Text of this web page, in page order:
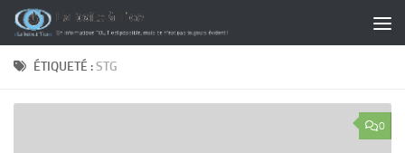
Skip to content
ÉTIQUETÉ :STG
0